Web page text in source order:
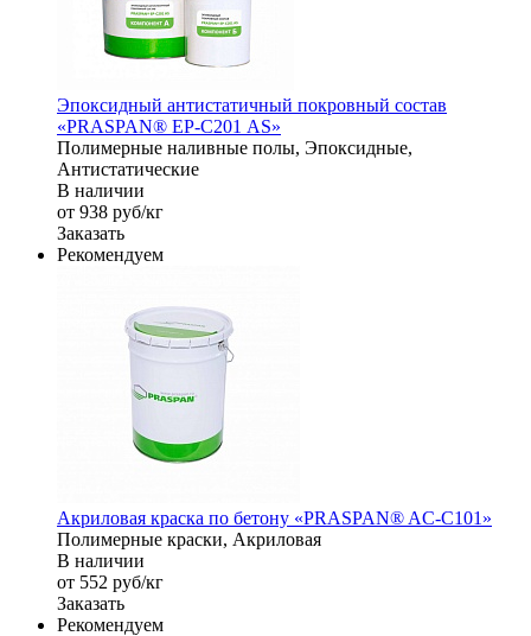
Эпоксидный антистатичный покровный состав
«PRASPAN® EP-С201 AS»
Полимерные наливные полы, Эпоксидные,
Антистатические
В наличии
от 938 руб/кг
Заказать
Рекомендуем
Акриловая краска по бетону «PRASPAN® AC-C101»
Полимерные краски, Акриловая
В наличии
от 552 руб/кг
Заказать
Рекомендуем